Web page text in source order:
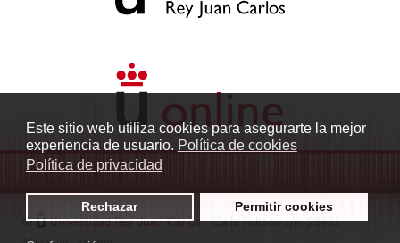
Este sitio web utiliza cookies para asegurarte la mejor
experiencia de usuario. Política de cookies
Política de privacidad
Rechazar Permitir cookies
© Universidad Rey Juan Carlos- Calle Tulipán s/n. 28933